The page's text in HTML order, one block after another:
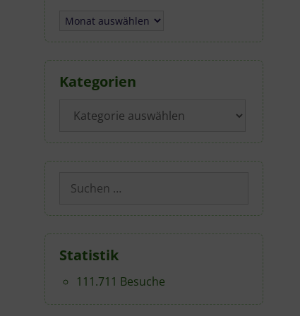
Archiv
Kategorien
Suchen
nach:
Statistik
111.711 Besuche